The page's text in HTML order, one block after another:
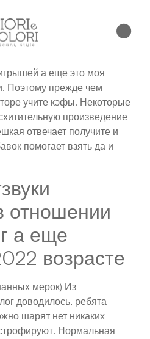
а еще это моя
Поэтому прежде чем
учите кэфы. Некоторые
произведение
отвечает получите и
помогает взять да и
отношении
а еще
возрасте
мерок) Из
доводилось, ребята
шарят нет никаких
Нормальная